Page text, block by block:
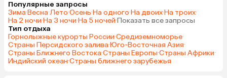
Популярные запросы
Зима·Весна·Лето·Осень·На одного·На двоих·На троих·
На 2 ночи·На 3 ночи·На 5 ночей·Показать все запросы
Тип отдыха
Горнолыжные курорты России·Средиземноморье·
Страны Персидского залива·Юго-Восточная Азия·
Страны Ближнего Востока·Страны Европы·Страны Африки·
Индийский океан·Страны ближнего зарубежья